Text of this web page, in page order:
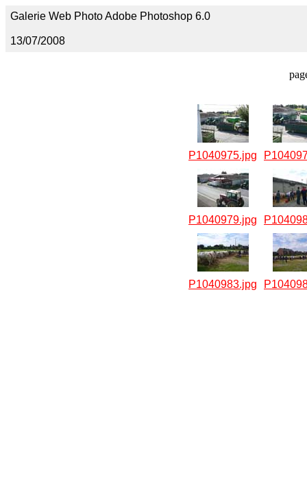
Galerie Web Photo Adobe Photoshop 6.0
13/07/2008
P1040975.jpg
P1040979.jpg
P1040983.jpg